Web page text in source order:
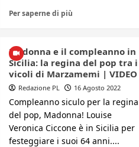
Per saperne di più
Madonna e il compleanno in
Sicilia: la regina del pop tra i
vicoli di Marzamemi | VIDEO
Redazione PL 16 Agosto 2022
Compleanno siculo per la regina
del pop, Madonna! Louise
Veronica Ciccone è in Sicilia per
festeggiare i suoi 64 anni....